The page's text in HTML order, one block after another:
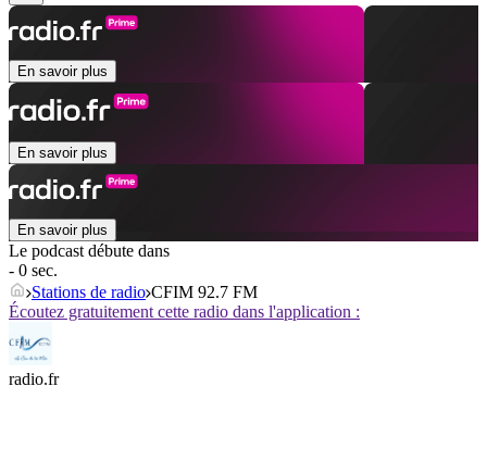
En savoir plus
En savoir plus
En savoir plus
Le podcast débute dans
- 0 sec.
Stations de radio CFIM 92.7 FM
Écoutez gratuitement cette radio dans l'application :
radio.fr